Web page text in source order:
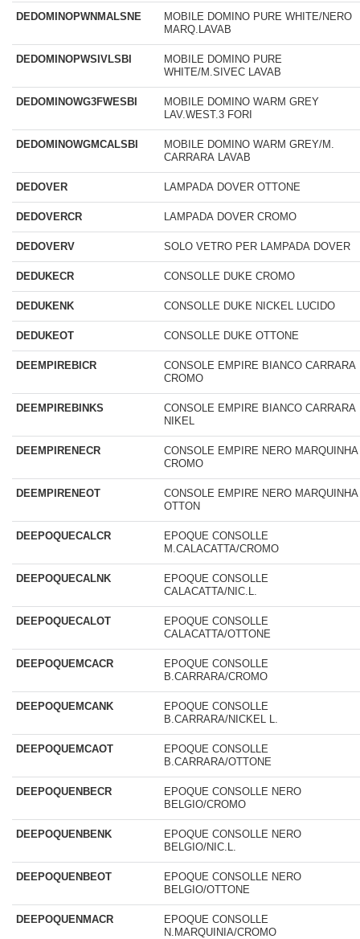
DEDOMINOPWNMALSNE
MOBILE DOMINO PURE WHITE/NERO
MARQ.LAVAB
DEDOMINOPWSIVLSBI
MOBILE DOMINO PURE
WHITE/M.SIVEC LAVAB
DEDOMINOWG3FWESBI
MOBILE DOMINO WARM GREY
LAV.WEST.3 FORI
DEDOMINOWGMCALSBI
MOBILE DOMINO WARM GREY/M.
CARRARA LAVAB
DEDOVER LAMPADA DOVER OTTONE
DEDOVERCR LAMPADA DOVER CROMO
DEDOVERV SOLO VETRO PER LAMPADA DOVER
DEDUKECR CONSOLLE DUKE CROMO
DEDUKENK CONSOLLE DUKE NICKEL LUCIDO
DEDUKEOT CONSOLLE DUKE OTTONE
DEEMPIREBICR
CONSOLE EMPIRE BIANCO CARRARA
CROMO
DEEMPIREBINKS
CONSOLE EMPIRE BIANCO CARRARA
NIKEL
DEEMPIRENECR
CONSOLE EMPIRE NERO MARQUINHA
CROMO
DEEMPIRENEOT
CONSOLE EMPIRE NERO MARQUINHA
OTTON
DEEPOQUECALCR
EPOQUE CONSOLLE
M.CALACATTA/CROMO
DEEPOQUECALNK
EPOQUE CONSOLLE
CALACATTA/NIC.L.
DEEPOQUECALOT
EPOQUE CONSOLLE
CALACATTA/OTTONE
DEEPOQUEMCACR
EPOQUE CONSOLLE
B.CARRARA/CROMO
DEEPOQUEMCANK
EPOQUE CONSOLLE
B.CARRARA/NICKEL L.
DEEPOQUEMCAOT
EPOQUE CONSOLLE
B.CARRARA/OTTONE
DEEPOQUENBECR
EPOQUE CONSOLLE NERO
BELGIO/CROMO
DEEPOQUENBENK
EPOQUE CONSOLLE NERO
BELGIO/NIC.L.
DEEPOQUENBEOT
EPOQUE CONSOLLE NERO
BELGIO/OTTONE
DEEPOQUENMACR
EPOQUE CONSOLLE
N.MARQUINIA/CROMO